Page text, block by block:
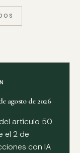
agosto de 2026
artículo 50
el 2 de
con IA